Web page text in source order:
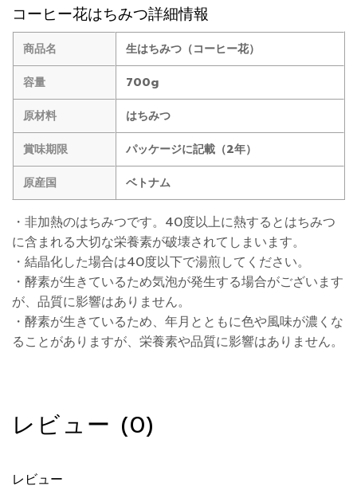
コーヒー花はちみつ詳細情報
商品名
生はちみつ（コーヒー花）
容量
700g
原材料
はちみつ
賞味期限
パッケージに記載（2年）
原産国
ベトナム
・非加熱のはちみつです。40度以上に熱するとはちみつ
に含まれる大切な栄養素が破壊されてしまいます。
・結晶化した場合は40度以下で湯煎してください。
・酵素が生きているため気泡が発生する場合がございます
が、品質に影響はありません。
・酵素が生きているため、年月とともに色や風味が濃くな
ることがありますが、栄養素や品質に影響はありません。
レビュー (0)
レビュー